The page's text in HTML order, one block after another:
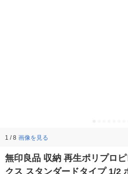
1 / 8 画像を見る
無印良品 収納 再生ポリプロ
クス スタンダードタイプ 1/2